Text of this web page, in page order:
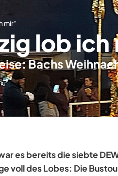
mir“
lob ich
Bachs
es bereits die siebte
voll des Lobes: Die